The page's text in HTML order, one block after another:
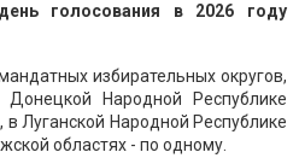
голосования в 2026 году
избирательных округов,
Народной Республике
в Луганской Народной Республике
областях - по одному.